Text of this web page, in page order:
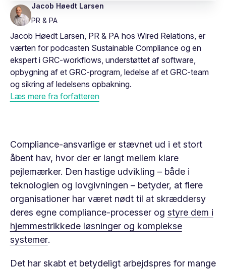
Jacob Høedt Larsen
PR & PA
Jacob Høedt Larsen, PR & PA hos Wired Relations, er
værten for podcasten Sustainable Compliance og en
ekspert i GRC-workflows, understøttet af software,
opbygning af et GRC-program, ledelse af et GRC-team
og sikring af ledelsens opbakning.
Læs mere fra forfatteren
Compliance-ansvarlige er stævnet ud i et stort
åbent hav, hvor der er langt mellem klare
pejlemærker. Den hastige udvikling – både i
teknologien og lovgivningen – betyder, at flere
organisationer har været nødt til at skræddersy
deres egne compliance-processer og styre dem i
hjemmestrikkede løsninger og komplekse
systemer.
Det har skabt et betydeligt arbejdspres for mange